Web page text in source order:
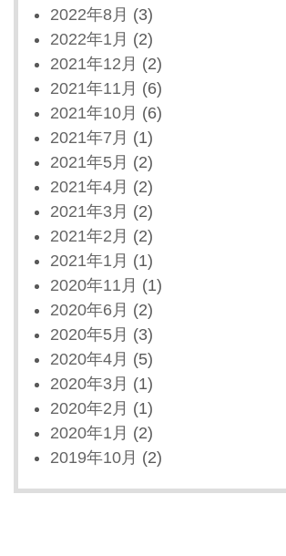
2022年8月 (3)
2022年1月 (2)
2021年12月 (2)
2021年11月 (6)
2021年10月 (6)
2021年7月 (1)
2021年5月 (2)
2021年4月 (2)
2021年3月 (2)
2021年2月 (2)
2021年1月 (1)
2020年11月 (1)
2020年6月 (2)
2020年5月 (3)
2020年4月 (5)
2020年3月 (1)
2020年2月 (1)
2020年1月 (2)
2019年10月 (2)